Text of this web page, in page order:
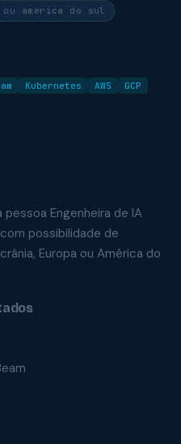
america do sul
Kubernetes AWS
GCP
Engenheira de IA
possibilidade de
Europa ou América do